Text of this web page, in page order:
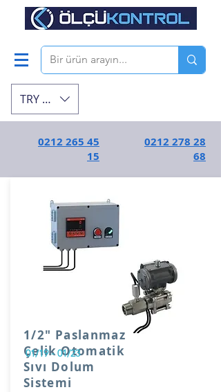
TRY (₺)
0212 265 45
15
0212 278 28
68
1/2" Paslanmaz
Çelik Otomatik
Sıvı Dolum
Sistemi
01/19 - 01/23